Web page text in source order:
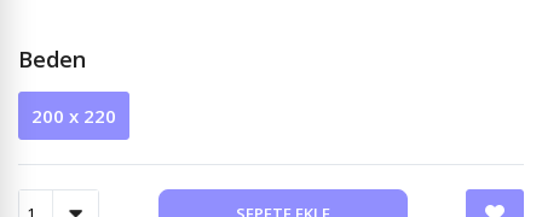
Beden
200 x 220